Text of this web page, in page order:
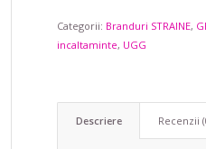
Categorii: Branduri STRAINE,
incaltaminte, UGG
Descriere Recenzii